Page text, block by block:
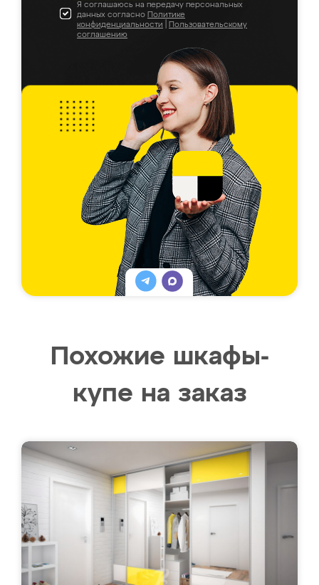
Я соглашаюсь на передачу персональных
данных согласно Политике
конфиденциальности
Пользовательскому
соглашению
Похожие шкафы-
купе на заказ